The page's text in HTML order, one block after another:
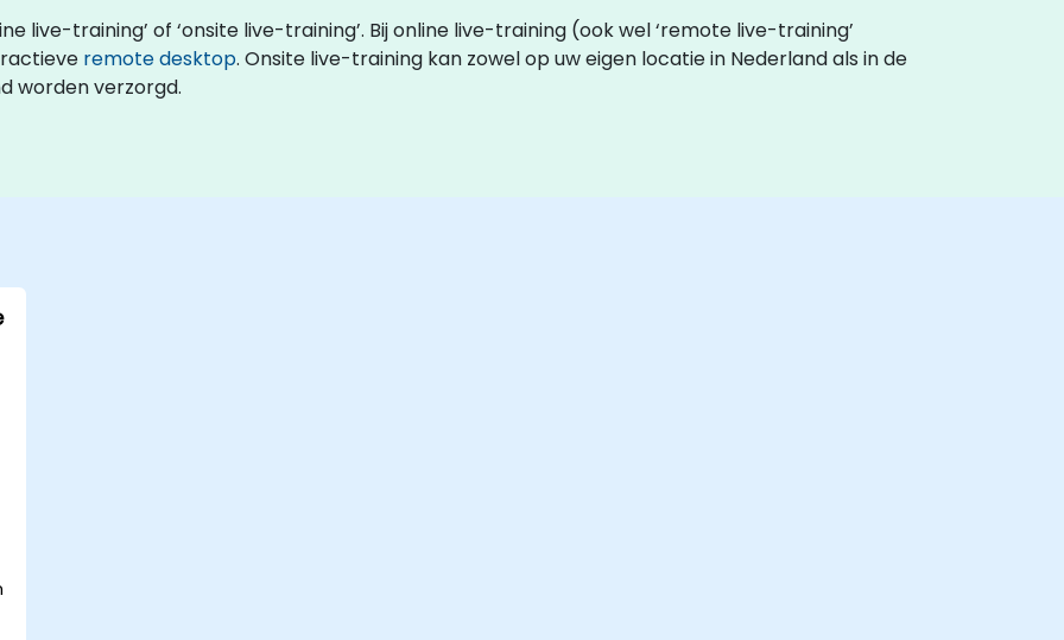
live-training’ of ‘onsite live-training’. Bij online live-training (ook wel ‘remote live-training’
remote desktop. Onsite live-training kan zowel op uw eigen locatie in Nederland als in de
worden verzorgd.